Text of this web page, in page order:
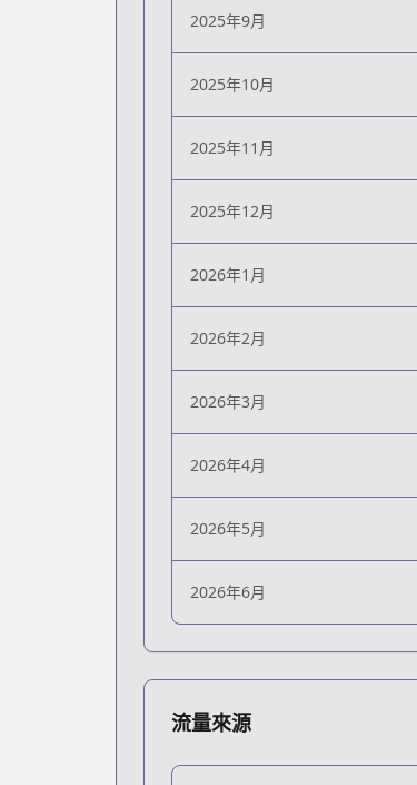
2025年9月
2025年10月
2025年11月
2025年12月
2026年1月
2026年2月
2026年3月
2026年4月
2026年5月
2026年6月
流量來源